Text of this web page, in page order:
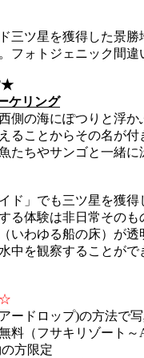
三ツ星を獲得した景
フォトジェニック間違
ケリング
側の海にぽつりと浮か
ることからその名が付
たちやサンゴと一緒に
ド」でも三ツ星を獲
る体験は非日常そのも
いわゆる船の床）が
中を観察することが
☆
ードロップ)の方法で写
料（フサキリゾート
方限定